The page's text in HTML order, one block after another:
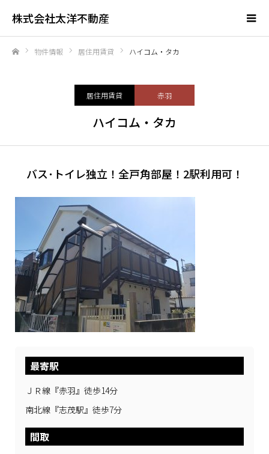
株式会社太洋不動産
物件情報 居住用賃貸 ハイコム・タカ
居住用賃貸 赤羽
ハイコム・タカ
バス･トイレ独立！全戸角部屋！2駅利用可！
最寄駅
ＪＲ線『赤羽』徒歩14分
南北線『志茂駅』徒歩7分
間取